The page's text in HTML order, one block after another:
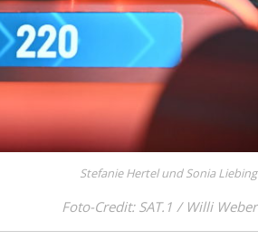
Stefanie Hertel und Sonia Liebing
Foto-Credit: SAT.1 / Willi Weber